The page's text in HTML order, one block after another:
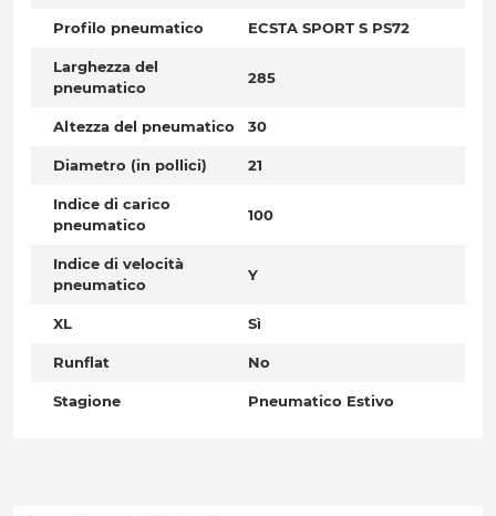
Profilo pneumatico ECSTA SPORT S PS72
Larghezza del
pneumatico
285
Altezza del pneumatico 30
Diametro (in pollici) 21
Indice di carico
pneumatico
100
Indice di velocità
pneumatico
Y
XL Sì
Runflat No
Stagione Pneumatico Estivo